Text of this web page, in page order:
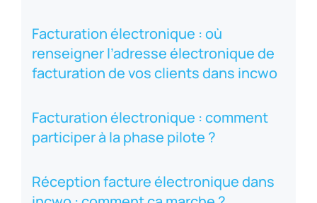
Facturation électronique : où
renseigner l’adresse électronique de
facturation de vos clients dans incwo
Facturation électronique : comment
participer à la phase pilote ?
Réception facture électronique dans